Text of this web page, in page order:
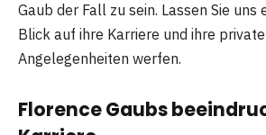
Gaub der Fall zu sein. Lassen Sie uns
Blick auf ihre Karriere und ihre
Angelegenheiten werfen.
Florence Gaubs